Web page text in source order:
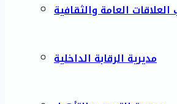
العامة والثقافية
مديرية الرقابة الداخلية